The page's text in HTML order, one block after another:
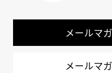
メールマ
メールマ